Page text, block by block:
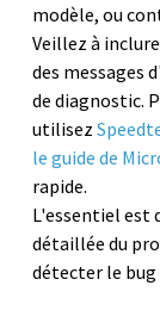
modèle, ou
Veillez à
des messages
de diagnostic.
utilisez
le guide de
rapide.
L'essentiel est
détaillée du
détecter le